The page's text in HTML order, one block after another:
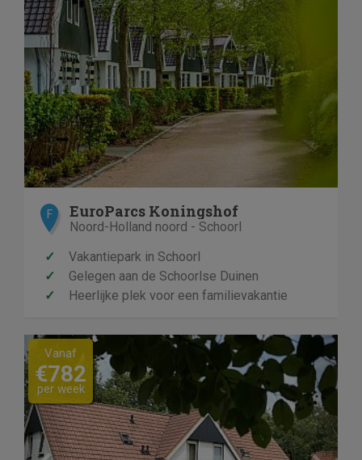
F EuroParcs Koningshof
Noord-Holland noord - Schoorl
✓
Vakantiepark in Schoorl
✓
Gelegen aan de Schoorlse Duinen
✓
Heerlijke plek voor een familievakantie
Previous Next
Vanaf
€782
per week